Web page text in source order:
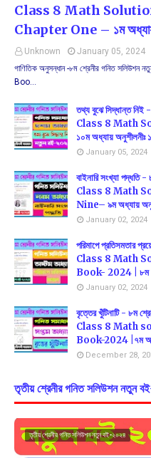
Class 8 Math
Chapter One – ১ম অধ্যায়
Unknown
January 05, 2024
গাণিতিক অনুসন্ধান -৮ম শ্রেনীর গনিত
Boo…
তথ্য বুঝে সিদ্ধান্ত নিই
Class 8 Math
১০ম অধ্যায় অনুশীলনীঃ
January 05, 2024
বাইনারি সংখ্যা পদ্ধতি
Class 8 Math
Nine– ৯ম অধ্যায়
January 02, 2024
পরিমাপে প্রতিসমতার
Class 8 Math
Book- 2024 | ৮ম
January 02, 2024
বৃত্তের খুঁটিনাটি - ৮ম
Class 8 Math
Book-2024 |৭ম
December 28,
তৃতীয় শ্রেনীর গনিত সলিউশন নতুন
তৃতীয় শ্রেনীর গনিত সলিউশন নতুন বই-২০২৪